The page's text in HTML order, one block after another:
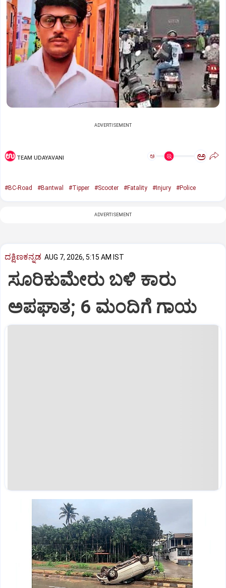
ADVERTISEMENT
TEAM UDAYAVANI ಅ ಅ
#BC-Road #Bantwal #Tipper #Scooter #Fatality #Injury #Police
ADVERTISEMENT
ದಕ್ಷಿಣಕನ್ನಡ AUG 7, 2026, 5:15 AM IST
ಸೂರಿಕುಮೇರು ಬಳಿ ಕಾರು
ಅಪಘಾತ; 6 ಮಂದಿಗೆ ಗಾಯ